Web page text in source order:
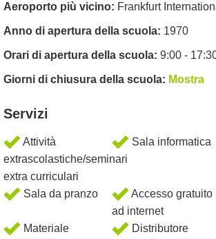
Aeroporto più vicino: Frankfurt
Anno di apertura della scuola: 1970
Orari di apertura della scuola: 9:00 -
Giorni di chiusura della scuola: Mostra
Servizi
Attività
extrascolastiche/seminari
extra curriculari
Sala informatica
Sala da pranzo
Accesso gratuito
ad internet
Materiale
Distributore